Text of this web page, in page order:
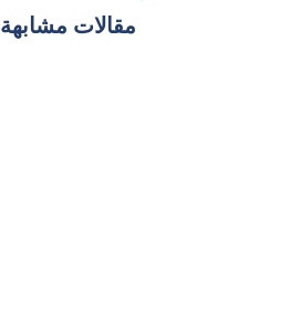
مقالات مشابهة